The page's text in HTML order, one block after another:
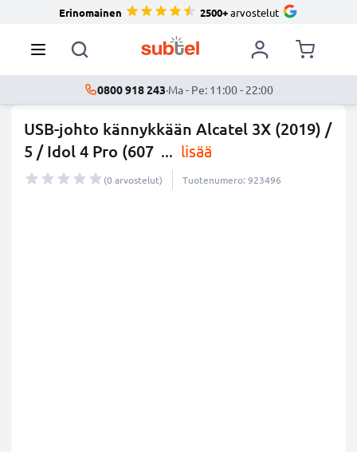
Erinomainen 2500+arvostelut
0800 918 243·Ma - Pe: 11:00 - 22:00
USB-johto kännykkään Alcatel 3X (2019) /
5 / Idol 4 Pro (607 ... lisää
(0 arvostelut) Tuotenumero: 923496